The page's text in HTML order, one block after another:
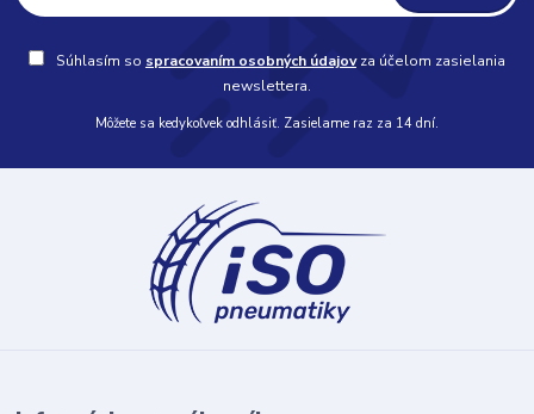
Súhlasím so spracovaním osobných údajovza účelom zasielania
newslettera.
Môžete sa kedykoľvek odhlásiť. Zasielame raz za 14 dní.